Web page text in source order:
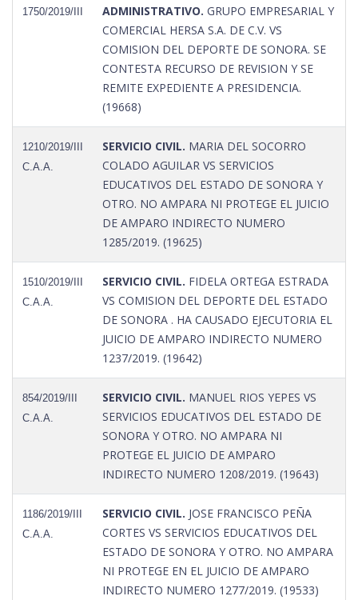
1750/2019/III ADMINISTRATIVO. GRUPO EMPRESARIAL Y
COMERCIAL HERSA S.A. DE C.V. VS
COMISION DEL DEPORTE DE SONORA. SE
CONTESTA RECURSO DE REVISION Y SE
REMITE EXPEDIENTE A PRESIDENCIA.
(19668)
1210/2019/III
C.A.A.
SERVICIO CIVIL. MARIA DEL SOCORRO
COLADO AGUILAR VS SERVICIOS
EDUCATIVOS DEL ESTADO DE SONORA Y
OTRO. NO AMPARA NI PROTEGE EL JUICIO
DE AMPARO INDIRECTO NUMERO
1285/2019. (19625)
1510/2019/III
C.A.A.
SERVICIO CIVIL. FIDELA ORTEGA ESTRADA
VS COMISION DEL DEPORTE DEL ESTADO
DE SONORA . HA CAUSADO EJECUTORIA EL
JUICIO DE AMPARO INDIRECTO NUMERO
1237/2019. (19642)
854/2019/III
C.A.A.
SERVICIO CIVIL. MANUEL RIOS YEPES VS
SERVICIOS EDUCATIVOS DEL ESTADO DE
SONORA Y OTRO. NO AMPARA NI
PROTEGE EL JUICIO DE AMPARO
INDIRECTO NUMERO 1208/2019. (19643)
1186/2019/III
C.A.A.
SERVICIO CIVIL. JOSE FRANCISCO PEÑA
CORTES VS SERVICIOS EDUCATIVOS DEL
ESTADO DE SONORA Y OTRO. NO AMPARA
NI PROTEGE EN EL JUICIO DE AMPARO
INDIRECTO NUMERO 1277/2019. (19533)